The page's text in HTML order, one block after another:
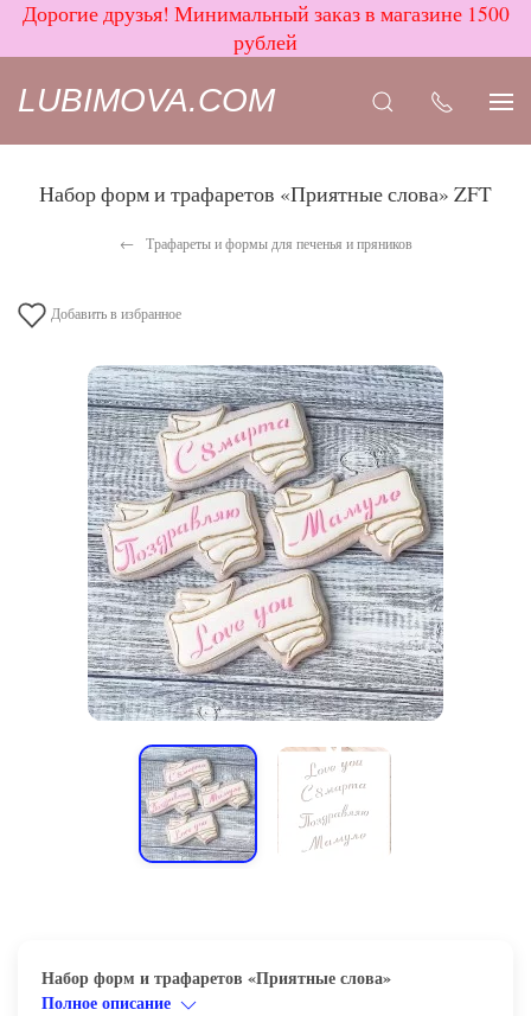
Дорогие друзья! Минимальный заказ в магазине 1500
рублей
LUBIMOVA.COM
Набор форм и трафаретов «Приятные слова» ZFT
Трафареты и формы для печенья и пряников
Добавить в избранное
Набор форм и трафаретов «Приятные слова»
Полное описание